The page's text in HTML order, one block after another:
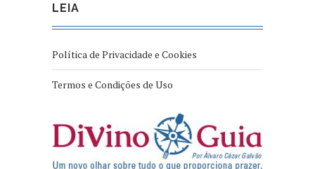
LEIA
Política de Privacidade e Cookies
Termos e Condições de Uso